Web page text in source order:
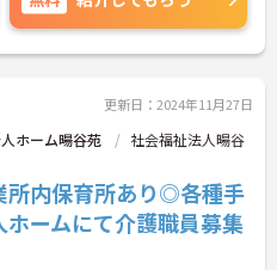
更新日：2024年11月27日
ホーム暘谷苑
社会福祉法人暘谷
所内保育所あり◎各種手
ームにて介護職員募集